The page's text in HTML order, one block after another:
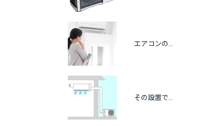
エアコンの冷房が出ない原因をプロが解説｜自分でできる点検方法も紹介
その設置で大丈夫？エアコンの離隔距離と正しい設置基準を徹底解説